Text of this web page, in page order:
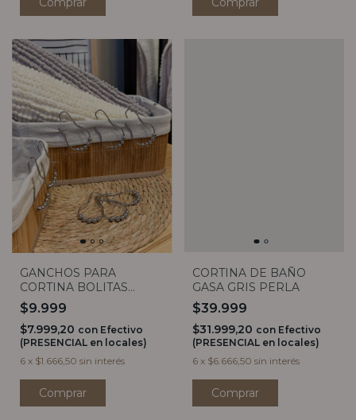
GANCHOS PARA
CORTINA BOLITAS
CROMADO X12
$9.999
$7.999,20 con Efectivo
(PRESENCIAL en locales)
6 x $1.666,50 sin interés
CORTINA DE BAÑO
GASA GRIS PERLA
$39.999
$31.999,20 con Efectivo
(PRESENCIAL en locales)
6 x $6.666,50 sin interés